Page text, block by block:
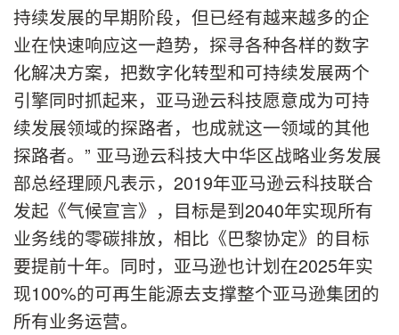
持续发展的早期阶段，但已经有越来越多的企
业在快速响应这一趋势，探寻各种各样的数字
化解决方案，把数字化转型和可持续发展两个
引擎同时抓起来，亚马逊云科技愿意成为可持
续发展领域的探路者，也成就这一领域的其他
探路者。” 亚马逊云科技大中华区战略业务发展
部总经理顾凡表示，2019年亚马逊云科技联合
发起《气候宣言》，目标是到2040年实现所有
业务线的零碳排放，相比《巴黎协定》的目标
要提前十年。同时，亚马逊也计划在2025年实
现100%的可再生能源去支撑整个亚马逊集团的
所有业务运营。